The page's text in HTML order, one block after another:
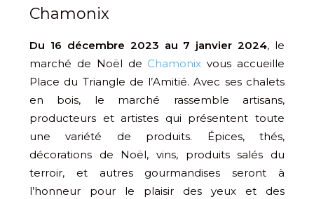
Chamonix
Du 16 décembre 2023 au 7 janvier 2024, le
marché de Noël de Chamonix vous accueille
Place du Triangle de l’Amitié. Avec ses chalets
en bois, le marché rassemble artisans,
producteurs et artistes qui présentent toute
une variété de produits. Épices, thés,
décorations de Noël, vins, produits salés du
terroir, et autres gourmandises seront à
l’honneur pour le plaisir des yeux et des